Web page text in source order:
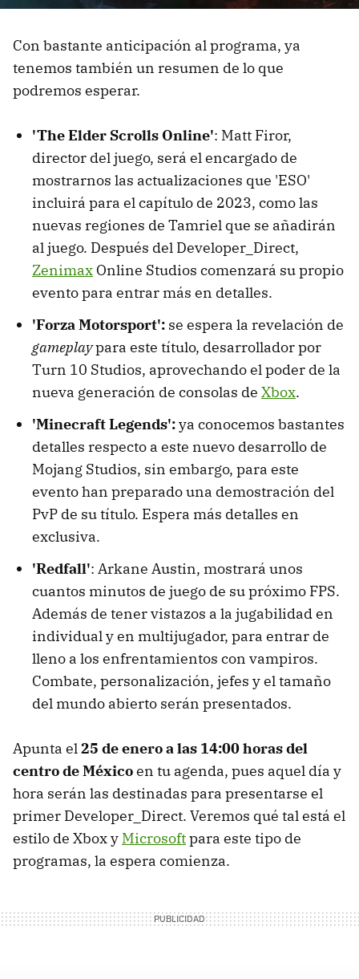
Con bastante anticipación al programa, ya
tenemos también un resumen de lo que
podremos esperar.
'The Elder Scrolls Online': Matt Firor,
director del juego, será el encargado de
mostrarnos las actualizaciones que 'ESO'
incluirá para el capítulo de 2023, como las
nuevas regiones de Tamriel que se añadirán
al juego. Después del Developer_Direct,
Zenimax Online Studios comenzará su propio
evento para entrar más en detalles.
'Forza Motorsport': se espera la revelación de
gameplaypara este título, desarrollador por
Turn 10 Studios, aprovechando el poder de la
nueva generación de consolas de Xbox.
'Minecraft Legends':ya conocemos bastantes
detalles respecto a este nuevo desarrollo de
Mojang Studios, sin embargo, para este
evento han preparado una demostración del
PvP de su título. Espera más detalles en
exclusiva.
'Redfall': Arkane Austin, mostrará unos
cuantos minutos de juego de su próximo FPS.
Además de tener vistazos a la jugabilidad en
individual y en multijugador, para entrar de
lleno a los enfrentamientos con vampiros.
Combate, personalización, jefes y el tamaño
del mundo abierto serán presentados.
Apunta el25 de enero a las 14:00 horas del
centro de Méxicoen tu agenda, pues aquel día y
hora serán las destinadas para presentarse el
primer Developer_Direct. Veremos qué tal está el
estilo de Xbox y Microsoftpara este tipo de
programas, la espera comienza.